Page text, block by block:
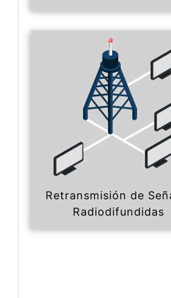
Retransmisión de
Radiodifundidas